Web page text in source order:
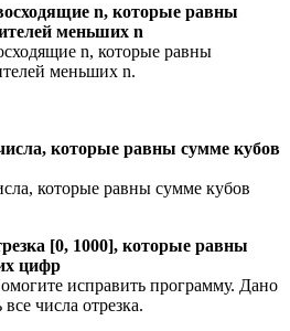
n, которые равны
меньших n
n, которые равны
меньших n.
которые равны сумме кубов
которые равны сумме кубов
[0, 1000], которые равны
цифр
исправить программу. Дано
числа отрезка.